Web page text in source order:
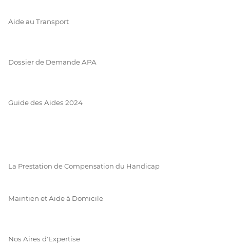
Aide au Transport
Dossier de Demande APA
Guide des Aides 2024
La Prestation de Compensation du Handicap
Maintien et Aide à Domicile
Nos Aires d'Expertise